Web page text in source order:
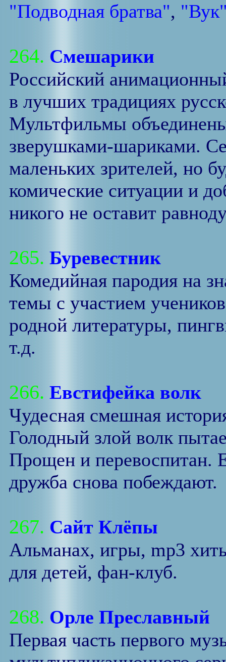
"Подводная братва",
264. Смешарики
Российский
в лучших традициях
Мультфильмы
зверушками-шариками.
маленьких зрителей, но
комические ситуации и
никого не оставит
265. Буревестник
Комедийная пародия на
темы с участием
родной литературы,
т.д.
266. Евстифейка волк
Чудесная смешная
Голодный злой волк
Прощен и перевоспитан.
дружба снова побеждают.
267. Сайт Клёпы
Альманах, игры, mp3
для детей, фан-клуб.
268. Орле Преславный
Первая часть первого